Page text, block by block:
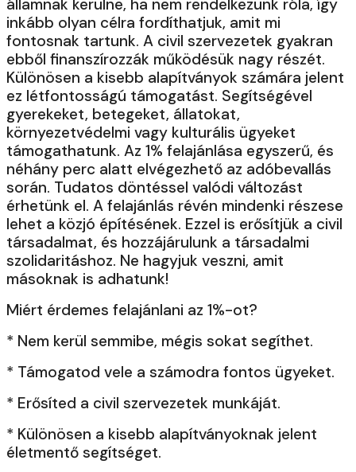
államnak kerülne, ha nem rendelkezünk róla, így
inkább olyan célra fordíthatjuk, amit mi
fontosnak tartunk. A civil szervezetek gyakran
ebből finanszírozzák működésük nagy részét.
Különösen a kisebb alapítványok számára jelent
ez létfontosságú támogatást. Segítségével
gyerekeket, betegeket, állatokat,
környezetvédelmi vagy kulturális ügyeket
támogathatunk. Az 1% felajánlása egyszerű, és
néhány perc alatt elvégezhető az adóbevallás
során. Tudatos döntéssel valódi változást
érhetünk el. A felajánlás révén mindenki részese
lehet a közjó építésének. Ezzel is erősítjük a civil
társadalmat, és hozzájárulunk a társadalmi
szolidaritáshoz. Ne hagyjuk veszni, amit
másoknak is adhatunk!
Miért érdemes felajánlani az 1%-ot?
* Nem kerül semmibe, mégis sokat segíthet.
* Támogatod vele a számodra fontos ügyeket.
* Erősíted a civil szervezetek munkáját.
* Különösen a kisebb alapítványoknak jelent
életmentő segítséget.